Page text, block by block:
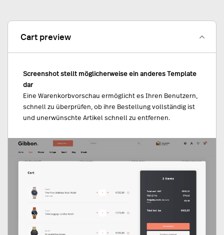
Cart preview
Screenshot stellt möglicherweise ein anderes Template
dar
Eine Warenkorbvorschau ermöglicht es Ihren Benutzern,
schnell zu überprüfen, ob ihre Bestellung vollständig ist
und unerwünschte Artikel schnell zu entfernen.